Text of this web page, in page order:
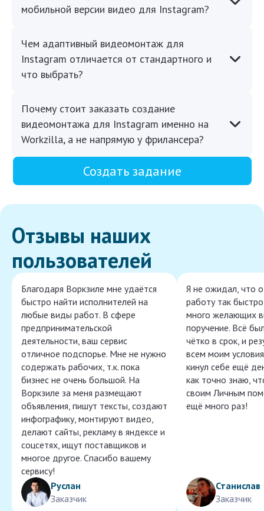
мобильной версии видео для Instagram?
Чем адаптивный видеомонтаж для
Instagram отличается от стандартного и
что выбрать?
Почему стоит заказать создание
видеомонтажа для Instagram именно на
Workzilla, а не напрямую у фрилансера?
Создать задание
Отзывы наших
пользователей
Благодаря Воркзиле мне удаётся
быстро найти исполнителей на
любые виды работ. В сфере
предпринимательской
деятельности, ваш сервис
отличное подспорье. Мне не нужно
содержать рабочих, т.к. пока
бизнес не очень большой. На
Воркзиле за меня размещают
объявления, пишут тексты, создают
инфографику, монтируют видео,
делают сайты, рекламу в яндексе и
соцсетях, ищут поставщиков и
многое другое. Спасибо вашему
сервису!
Руслан
Заказчик
Я не ожидал, что
работу так
много желающих
поручение. Всё
чётко в срок, и
всем моим
кинул себе ещё
как точно знаю,
своим Личным
ещё много раз!
Станислав
Заказчик